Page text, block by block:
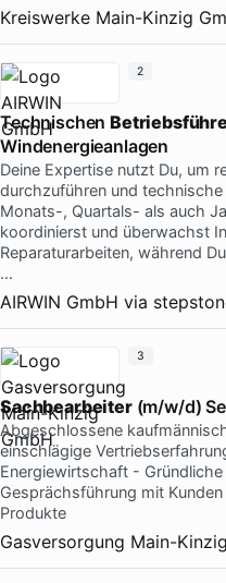
Kreiswerke Main-Kinzig
Technischen
Windenergieanlagen
Deine Expertise nutzt Du, um
durchzuführen und
Monats-, Quartals- als auch
koordinierst und überwachst
Reparaturarbeiten, während
…
AIRWIN GmbH via
2
Sachbearbeiter(m/w/d)
Abgeschlossene
einschlägige
Energiewirtschaft -
Gesprächsführung mit
Produkte
Gasversorgung Main-
3